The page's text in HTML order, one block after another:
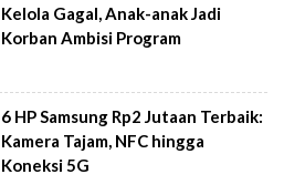
Kelola Gagal, Anak-anak Jadi
Korban Ambisi Program
6 HP Samsung Rp2 Jutaan Terbaik:
Kamera Tajam, NFC hingga
Koneksi 5G